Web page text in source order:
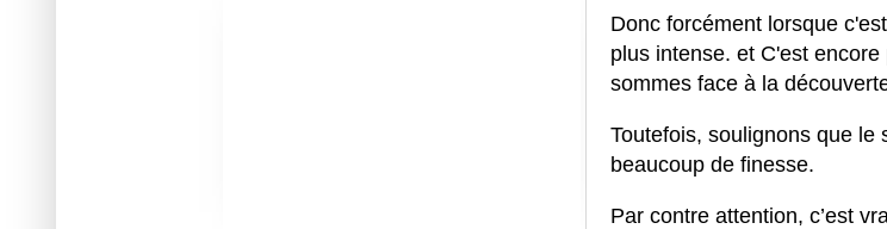
Donc forcément lorsque
plus intense. et C'est encore
sommes face à la
Toutefois, soulignons que le
beaucoup de finesse.
Par contre attention, c’est